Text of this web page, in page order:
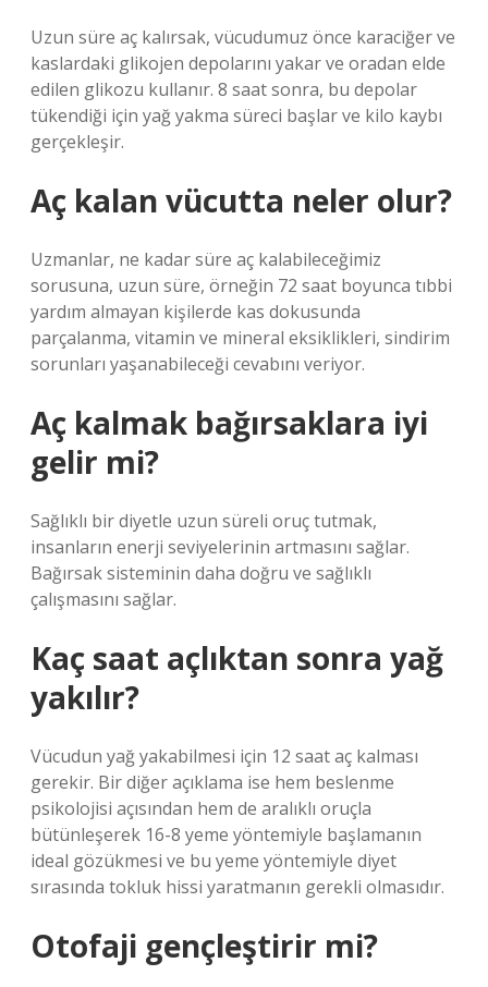
Uzun süre aç kalırsak, vücudumuz önce karaciğer ve
kaslardaki glikojen depolarını yakar ve oradan elde
edilen glikozu kullanır. 8 saat sonra, bu depolar
tükendiği için yağ yakma süreci başlar ve kilo kaybı
gerçekleşir.
Aç kalan vücutta neler olur?
Uzmanlar, ne kadar süre aç kalabileceğimiz
sorusuna, uzun süre, örneğin 72 saat boyunca tıbbi
yardım almayan kişilerde kas dokusunda
parçalanma, vitamin ve mineral eksiklikleri, sindirim
sorunları yaşanabileceği cevabını veriyor.
Aç kalmak bağırsaklara iyi
gelir mi?
Sağlıklı bir diyetle uzun süreli oruç tutmak,
insanların enerji seviyelerinin artmasını sağlar.
Bağırsak sisteminin daha doğru ve sağlıklı
çalışmasını sağlar.
Kaç saat açlıktan sonra yağ
yakılır?
Vücudun yağ yakabilmesi için 12 saat aç kalması
gerekir. Bir diğer açıklama ise hem beslenme
psikolojisi açısından hem de aralıklı oruçla
bütünleşerek 16-8 yeme yöntemiyle başlamanın
ideal gözükmesi ve bu yeme yöntemiyle diyet
sırasında tokluk hissi yaratmanın gerekli olmasıdır.
Otofaji gençleştirir mi?